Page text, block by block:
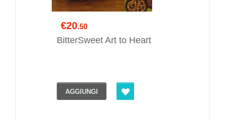
€20.50
BitterSweet Art to Heart
AGGIUNGI